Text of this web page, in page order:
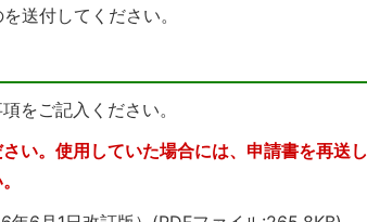
送付してください。
をご記入ください。
い。使用していた場合には、申請書を再送し